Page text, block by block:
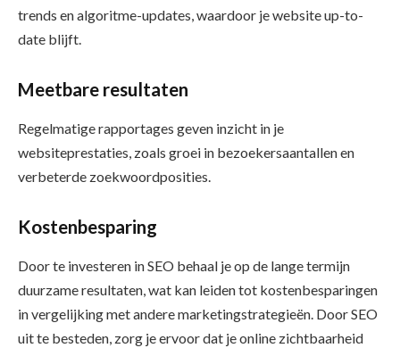
trends en algoritme-updates, waardoor je website up-to-
date blijft.
Meetbare resultaten
Regelmatige rapportages geven inzicht in je
websiteprestaties, zoals groei in bezoekersaantallen en
verbeterde zoekwoordposities.
Kostenbesparing
Door te investeren in SEO behaal je op de lange termijn
duurzame resultaten, wat kan leiden tot kostenbesparingen
in vergelijking met andere marketingstrategieën. Door SEO
uit te besteden, zorg je ervoor dat je online zichtbaarheid